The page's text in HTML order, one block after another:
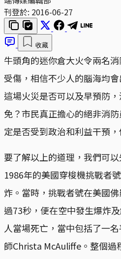
刊登於: 2016-06-27
收藏
牛頭角的迷你倉大火令兩名
受傷，相信不少人的腦海均
這場火災是否可以及早預防
免？市民真正擔心的絕非消
定是否受到政治和利益干預
要了解以上的道理，我們可
1986年的美國穿梭機挑戰者
炸。當時，挑戰者號在美國
過73秒，便在空中發生爆炸
人當場死亡，當中包括了一
師Christa McAuliffe。整個過